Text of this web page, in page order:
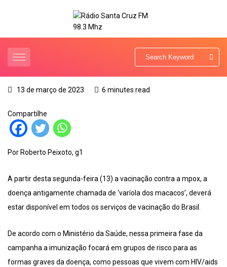
13 de março de 2023 6 minutes read
Compartilhe
Por Roberto Peixoto, g1
A partir desta segunda-feira (13) a vacinação contra a mpox, a
doença antigamente chamada de ‘varíola dos macacos’, deverá
estar disponível em todos os serviços de vacinação do Brasil.
De acordo com o Ministério da Saúde, nessa primeira fase da
campanha a imunização focará em grupos de risco para as
formas graves da doença, como pessoas que vivem com HIV/aids